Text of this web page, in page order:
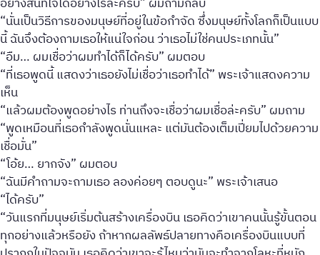
“นั่นเป็นวิธีการของมนุษย์ที่อยู่ในข้อกำจัด ซึ่งมนุษย์ทั้งโลกก็เป็นแบบ
นี้ ฉันจึงต้องถามเธอให้แน่ใจก่อน ว่าเธอไม่ใช่คนประเภทนั้น”
“อืม… ผมเชื่อว่าผมทำได้ก็ได้ครับ” ผมตอบ
“ที่เธอพูดนี้ แสดงว่าเธอยังไม่เชื่อว่าเธอทำได้” พระเจ้าแสดงความ
เห็น
“แล้วผมต้องพูดอย่างไร ท่านถึงจะเชื่อว่าผมเชื่อล่ะครับ” ผมถาม
“พูดเหมือนที่เธอกำลังพูดนั่นแหละ แต่มันต้องเต็มเปี่ยมไปด้วยความ
เชื่อมั่น”
“โอ้ย… ยากจัง” ผมตอบ
“ฉันมีคำถามจะถามเธอ ลองค่อยๆ ตอบดูนะ” พระเจ้าเสนอ
“ได้ครับ”
“วันแรกที่มนุษย์เริ่มต้นสร้างเครื่องบิน เธอคิดว่าเขาคนนั้นรู้ขั้นตอน
ทุกอย่างแล้วหรือยัง ถ้าหากผลลัพธ์ปลายทางคือเครื่องบินแบบที่